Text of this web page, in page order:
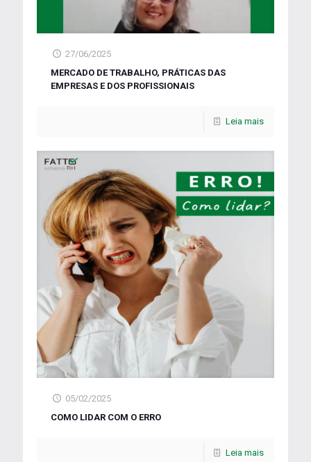
27/06/2025
MERCADO DE TRABALHO, PRÁTICAS DAS
EMPRESAS E DOS PROFISSIONAIS
Leia mais
05/02/2025
COMO LIDAR COM O ERRO
Leia mais